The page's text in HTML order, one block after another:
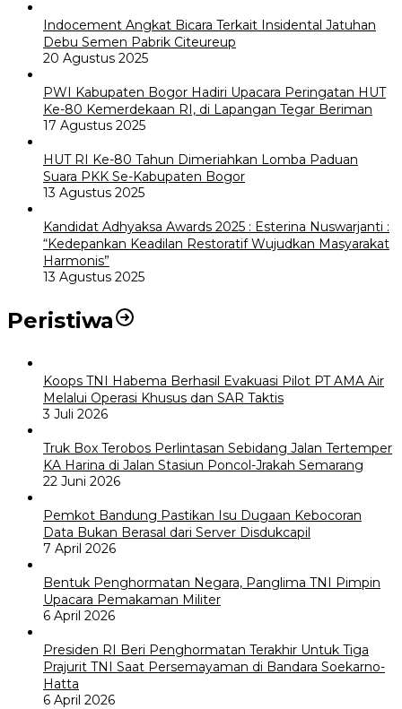
Indocement Angkat Bicara Terkait Insidental Jatuhan
Debu Semen Pabrik Citeureup
20 Agustus 2025
PWI Kabupaten Bogor Hadiri Upacara Peringatan HUT
Ke-80 Kemerdekaan RI, di Lapangan Tegar Beriman
17 Agustus 2025
HUT RI Ke-80 Tahun Dimeriahkan Lomba Paduan
Suara PKK Se-Kabupaten Bogor
13 Agustus 2025
Kandidat Adhyaksa Awards 2025 : Esterina Nuswarjanti :
“Kedepankan Keadilan Restoratif Wujudkan Masyarakat
Harmonis”
13 Agustus 2025
Peristiwa
Koops TNI Habema Berhasil Evakuasi Pilot PT AMA Air
Melalui Operasi Khusus dan SAR Taktis
3 Juli 2026
Truk Box Terobos Perlintasan Sebidang Jalan Tertemper
KA Harina di Jalan Stasiun Poncol-Jrakah Semarang
22 Juni 2026
Pemkot Bandung Pastikan Isu Dugaan Kebocoran
Data Bukan Berasal dari Server Disdukcapil
7 April 2026
Bentuk Penghormatan Negara, Panglima TNI Pimpin
Upacara Pemakaman Militer
6 April 2026
Presiden RI Beri Penghormatan Terakhir Untuk Tiga
Prajurit TNI Saat Persemayaman di Bandara Soekarno-
Hatta
6 April 2026